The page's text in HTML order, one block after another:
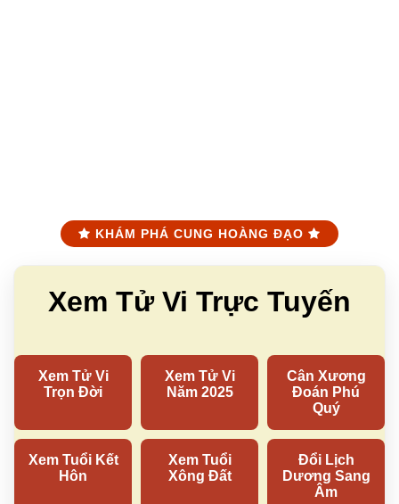
KHÁM PHÁ CUNG HOÀNG ĐẠO